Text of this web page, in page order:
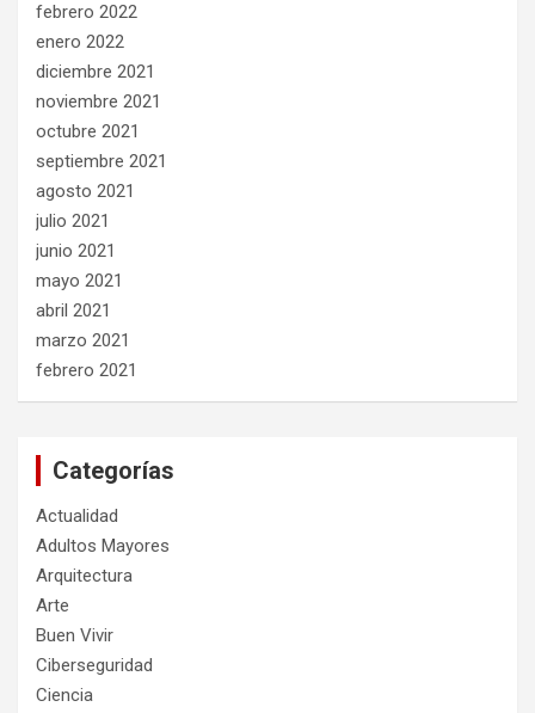
febrero 2022
enero 2022
diciembre 2021
noviembre 2021
octubre 2021
septiembre 2021
agosto 2021
julio 2021
junio 2021
mayo 2021
abril 2021
marzo 2021
febrero 2021
Categorías
Actualidad
Adultos Mayores
Arquitectura
Arte
Buen Vivir
Ciberseguridad
Ciencia